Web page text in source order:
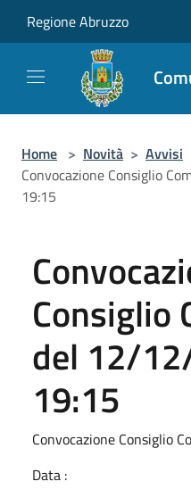
Regione Abruzzo
Home > Novità > Avvisi
Convocazione Consiglio
19:15
Consiglio
del 12/
19:15
Convocazione Consiglio
Data :